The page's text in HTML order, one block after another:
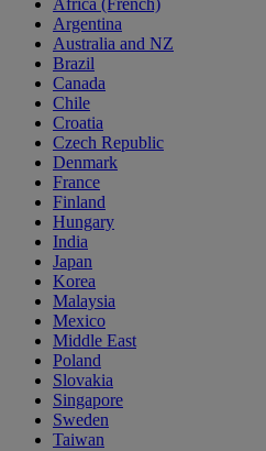
Africa (French)
Argentina
Australia and NZ
Brazil
Canada
Chile
Croatia
Czech Republic
Denmark
France
Finland
Hungary
India
Japan
Korea
Malaysia
Mexico
Middle East
Poland
Slovakia
Singapore
Sweden
Taiwan